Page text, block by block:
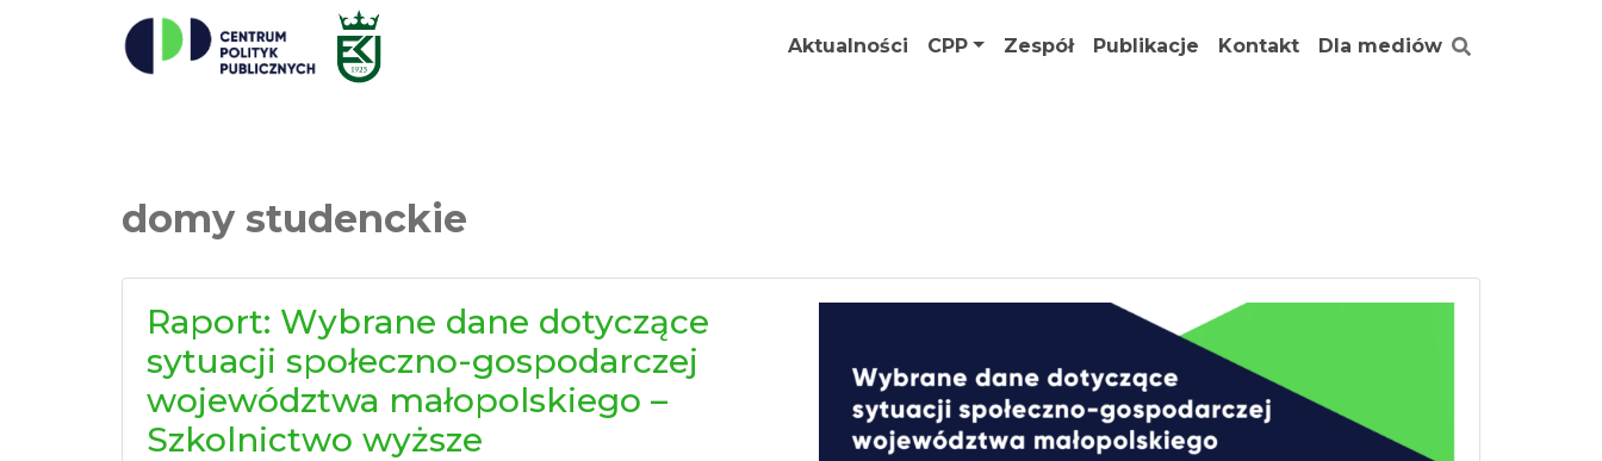
Aktualności CPP Zespół Publikacje Kontakt Dla mediów
domy studenckie
Raport: Wybrane dane dotyczące
sytuacji społeczno-gospodarczej
województwa małopolskiego –
Szkolnictwo wyższe